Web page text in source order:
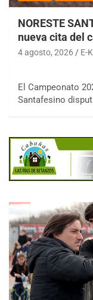
NORESTE
nueva cita del
4 agosto, 2026 E-
El Campeonato
Santafesino